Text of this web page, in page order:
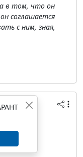
в том, что он
соглашается
с ним, зная,